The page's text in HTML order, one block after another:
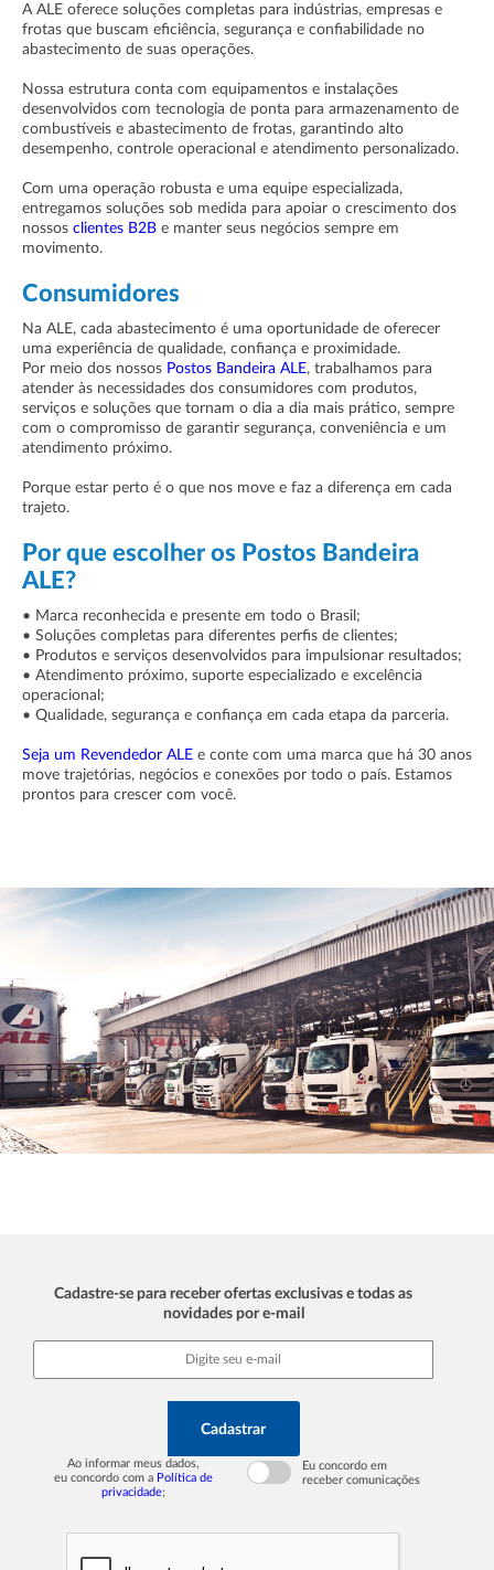
A ALE oferece soluções completas para indústrias, empresas e
frotas que buscam eficiência, segurança e confiabilidade no
abastecimento de suas operações.
Nossa estrutura conta com equipamentos e instalações
desenvolvidos com tecnologia de ponta para armazenamento de
combustíveis e abastecimento de frotas, garantindo alto
desempenho, controle operacional e atendimento personalizado.
Com uma operação robusta e uma equipe especializada,
entregamos soluções sob medida para apoiar o crescimento dos
nossos clientes B2B e manter seus negócios sempre em
movimento.
Consumidores
Na ALE, cada abastecimento é uma oportunidade de oferecer
uma experiência de qualidade, confiança e proximidade.
Por meio dos nossos Postos Bandeira ALE, trabalhamos para
atender às necessidades dos consumidores com produtos,
serviços e soluções que tornam o dia a dia mais prático, sempre
com o compromisso de garantir segurança, conveniência e um
atendimento próximo.
Porque estar perto é o que nos move e faz a diferença em cada
trajeto.
Por que escolher os Postos Bandeira
ALE?
• Marca reconhecida e presente em todo o Brasil;
• Soluções completas para diferentes perfis de clientes;
• Produtos e serviços desenvolvidos para impulsionar resultados;
• Atendimento próximo, suporte especializado e excelência
operacional;
• Qualidade, segurança e confiança em cada etapa da parceria.
Seja um Revendedor ALE e conte com uma marca que há 30 anos
move trajetórias, negócios e conexões por todo o país. Estamos
prontos para crescer com você.
Cadastre-se para receber ofertas exclusivas e todas as
novidades por e-mail
Cadastrar
Ao informar meus dados,
eu concordo com a Política de
privacidade;
Eu concordo em
receber comunicações